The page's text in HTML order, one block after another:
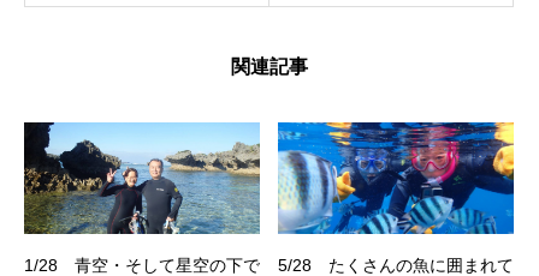
関連記事
1/28 青空・そして星空の下で
5/28 たくさんの魚に囲まれて